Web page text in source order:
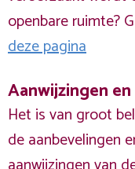
openbare ruimte?
deze pagina
Aanwijzingen
Het is van groot
de aanbevelingen